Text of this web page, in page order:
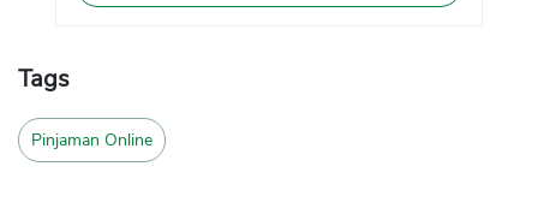
Tags
Pinjaman Online